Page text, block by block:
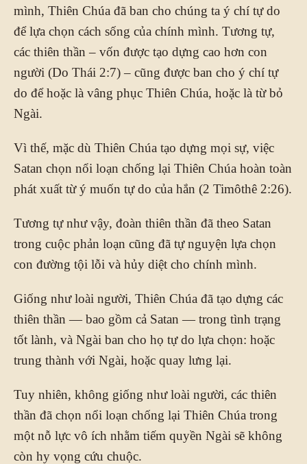
mình, Thiên Chúa đã ban cho chúng ta ý chí tự do
để lựa chọn cách sống của chính mình. Tương tự,
các thiên thần – vốn được tạo dựng cao hơn con
người (Do Thái 2:7) – cũng được ban cho ý chí tự
do để hoặc là vâng phục Thiên Chúa, hoặc là từ bỏ
Ngài.
Vì thế, mặc dù Thiên Chúa tạo dựng mọi sự, việc
Satan chọn nổi loạn chống lại Thiên Chúa hoàn toàn
phát xuất từ ý muốn tự do của hắn (2 Timôthê 2:26).
Tương tự như vậy, đoàn thiên thần đã theo Satan
trong cuộc phản loạn cũng đã tự nguyện lựa chọn
con đường tội lỗi và hủy diệt cho chính mình.
Giống như loài người, Thiên Chúa đã tạo dựng các
thiên thần — bao gồm cả Satan — trong tình trạng
tốt lành, và Ngài ban cho họ tự do lựa chọn: hoặc
trung thành với Ngài, hoặc quay lưng lại.
Tuy nhiên, không giống như loài người, các thiên
thần đã chọn nổi loạn chống lại Thiên Chúa trong
một nỗ lực vô ích nhằm tiếm quyền Ngài sẽ không
còn hy vọng cứu chuộc.